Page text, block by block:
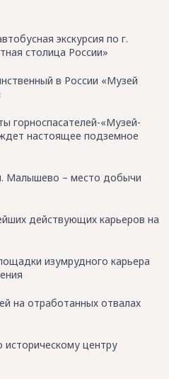
экскурсия по г.
столица России»
в России «Музей
горноспасателей-«Музей-
настоящее подземное
Малышево – место добычи
действующих карьеров на
изумрудного карьера
на отработанных отвалах
историческому центру